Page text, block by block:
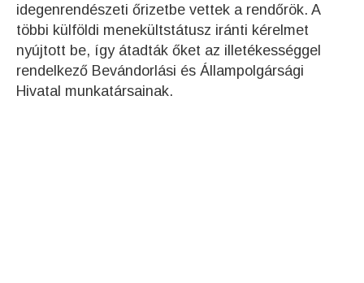
idegenrendészeti őrizetbe vettek a rendőrök. A
többi külföldi menekültstátusz iránti kérelmet
nyújtott be, így átadták őket az illetékességgel
rendelkező Bevándorlási és Állampolgársági
Hivatal munkatársainak.